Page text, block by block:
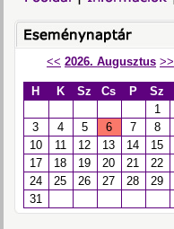
<< 2026. Augusztus >>
H K Sz Cs P Sz
1
3
4 5 6 7 8
10
11 12 13 14 15
17
18 19 20 21 22
24
25 26 27 28 29
31